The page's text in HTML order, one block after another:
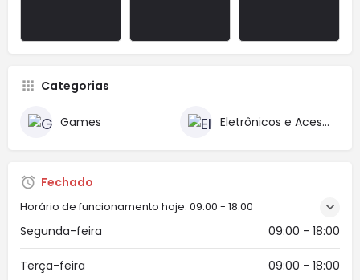
Categorias
Games Eletrônicos e Acessórios
Fechado
Horário de funcionamento hoje: 09:00 - 18:00
Segunda-feira 09:00 - 18:00
Terça-feira 09:00 - 18:00